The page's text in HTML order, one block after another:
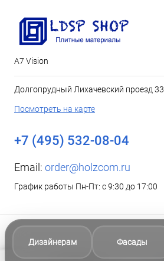
А7 Vision
Долгопрудный Лихачевский проезд 33
Посмотреть на карте
+7 (495) 532-08-04
Email: order@holzcom.ru
График работы Пн-Пт: с 9:30 до 17:00
Дизайнерам Фасады